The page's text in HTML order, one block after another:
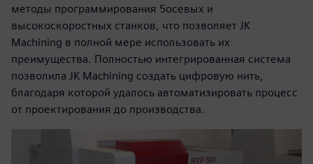
методы программирования 5­осевых и
высокоскоростных станков, что позволяет JK
Machining в полной мере использовать их
преимущества. Полностью интегрированная система
позволила JK Machining создать цифровую нить,
благодаря которой удалось автоматизировать процесс
от проектирования до производства.